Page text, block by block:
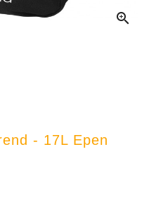

- 17L Epen